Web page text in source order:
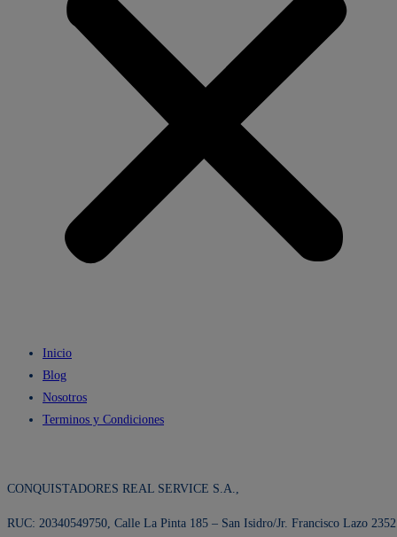
Inicio
Blog
Nosotros
Terminos y Condiciones
CONQUISTADORES REAL SERVICE S.A.,
RUC: 20340549750, Calle La Pinta 185 – San Isidro/Jr. Francisco Lazo 2352